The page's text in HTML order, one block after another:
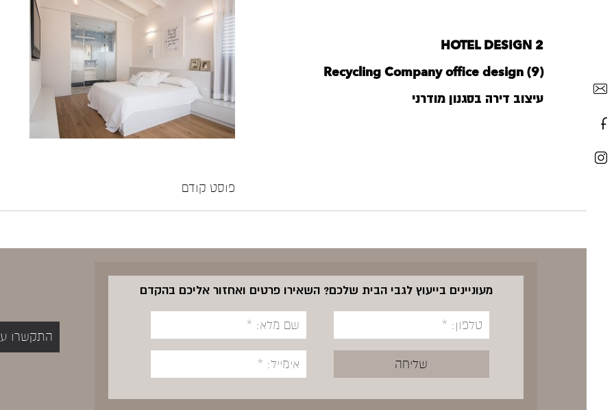
HOTEL DESIGN 2
Recycling Company office design (9)
עיצוב דירה בסגנון מודרני
פוסט קודם
מעוניינים בייעוץ לגבי הבית שלכם? השאירו פרטים ואחזור אליכם בהקדם
התקשרו עכשיו